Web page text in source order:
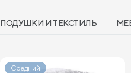
ПОДУШКИ И ТЕКСТИЛЬ
Средний